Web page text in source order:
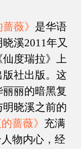
薇》 是华语
溪2011年又
度瑞拉》上
社出版。这
丽的暗黑复
晓溪之前的
蔷薇》 充满
物内心，经